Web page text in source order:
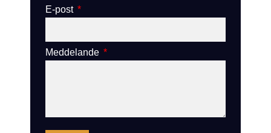
E-post
Meddelande